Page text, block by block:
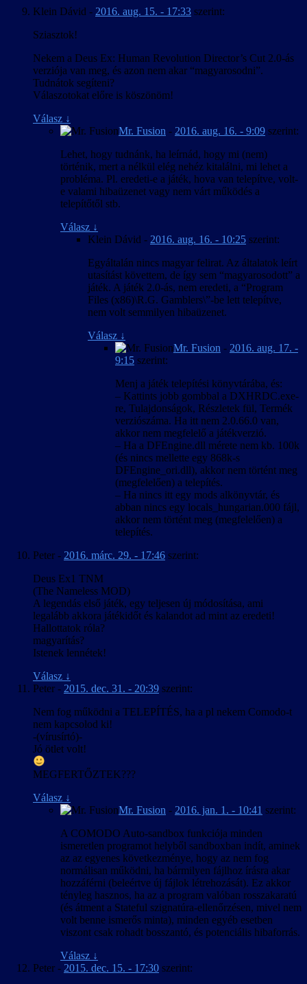
Klein Dávid - 2016. aug. 15. - 17:33 szerint:
Sziasztok!
Nekem a Deus Ex: Human Revolution Director’s Cut 2.0-ás
verziója van meg, és azon nem akar “magyarosodni”.
Tudnátok segíteni?
Válaszotokat előre is köszönöm!
Válasz ↓
Mr. Fusion - 2016. aug. 16. - 9:09 szerint:
Lehet, hogy tudnánk, ha leírnád, hogy mi (nem)
történik, mert a nélkül elég nehéz kitalálni, mi lehet a
probléma. Pl. eredeti-e a játék, hova van telepítve, volt-
e valami hibaüzenet vagy nem várt működés a
telepítőtől stb.
Válasz ↓
Klein Dávid - 2016. aug. 16. - 10:25 szerint:
Egyáltalán nincs magyar felirat. Az általatok leírt
utasítást követtem, de így sem “magyarosodott” a
játék. A játék 2.0-ás, nem eredeti, a “Program
Files (x86)\R.G. Gamblers\”-be lett telepítve,
nem volt semmilyen hibaüzenet.
Válasz ↓
Mr. Fusion - 2016. aug. 17. -
9:15 szerint:
Menj a játék telepítési könyvtárába, és:
– Kattints jobb gombbal a DXHRDC.exe-
re, Tulajdonságok, Részletek fül, Termék
verziószáma. Ha itt nem 2.0.66.0 van,
akkor nem megfelelő a játékverzió.
– Ha a DFEngine.dll mérete nem kb. 100k
(és nincs mellette egy 868k-s
DFEngine_ori.dll), akkor nem történt meg
(megfelelően) a telepítés.
– Ha nincs itt egy mods alkönyvtár, és
abban nincs egy locals_hungarian.000 fájl,
akkor nem történt meg (megfelelően) a
telepítés.
Peter - 2016. márc. 29. - 17:46 szerint:
Deus Ex1 TNM
(The Nameless MOD)
A legendás első játék, egy teljesen új módosítása, ami
legalább akkora játékidőt és kalandot ad mint az eredeti!
Hallottatok róla?
magyarítás?
Istenek lennétek!
Válasz ↓
Peter - 2015. dec. 31. - 20:39 szerint:
Nem fog működni a TELEPÍTÉS, ha a pl nekem Comodo-t
nem kapcsolod ki!
-(vírusírtó)-
Jó ötlet volt!
MEGFERTŐZTEK???
Válasz ↓
Mr. Fusion - 2016. jan. 1. - 10:41 szerint:
A COMODO Auto-sandbox funkciója minden
ismeretlen programot helyből sandboxban indít, aminek
az az egyenes következménye, hogy az nem fog
normálisan működni, ha bármilyen fájlhoz írásra akar
hozzáférni (beleértve új fájlok létrehozását). Ez akkor
tényleg hasznos, ha az a program valóban rosszakaratú
(és átment a Stateful szignatúra-ellenőrzésen, mivel nem
volt benne ismerős minta), minden egyéb esetben
viszont csak rohadt bosszantó, és potenciális hibaforrás.
Válasz ↓
Peter - 2015. dec. 15. - 17:30 szerint: